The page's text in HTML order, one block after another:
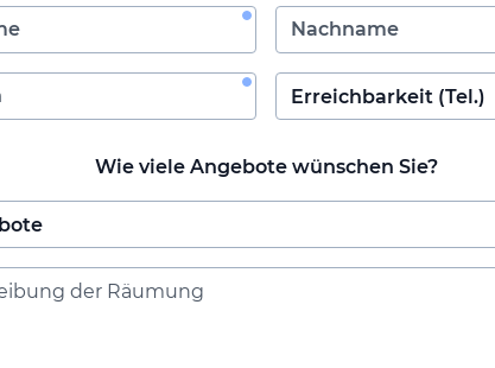
Wie viele Angebote wünschen Sie?